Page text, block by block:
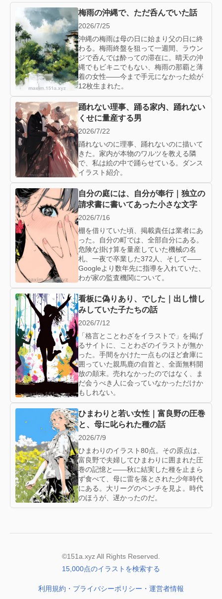
梅雨の沖縄で、ただ呑んでいた話
2026/7/25
沖縄の梅雨は母の日に始まり父の日に終
わる。梅雨終盤を狙って一週間、ラウン
ジで呑んでは酔っての滞在に。晴天の沖
縄でもビキニでもない、梅雨の那覇と薄
着の女性——今まで手元になかった絵が
12枚生まれた。
踊れない理事、踊る家内、踊れない
くせに量産する男
2026/7/22
踊れないのに理事、踊れないのに描いて
きた。家内が本物のワルツを教える隣
で、私は絵の中で踊らせている。ダンス
イラスト紹介。
自分の庭には、自分が奉行｜独立の
請求書に書いてあった小さな文字
2026/7/16
棚を借りていた頃、掲載責任は業者にあ
った。自分の町では、全部自分にある。
危険な掛け算を量産していた機械の名
札、一夜で卒業した372人、そして——
Googleより数年先に指導を入れていた、
わが家の監査機関について。
看板に偽りあり、でした｜出し惜し
みしていた子たちの話
2026/7/12
「格言とことわざをイラストで」を掲げ
るサイトに、ことわざのイラストが無か
った。手間をかけた一点ものほど倉庫に
囲っていた親馬鹿の自首と、全面無料開
放の顛末。売れなかったのではなく、ま
だ会うべき人に会っていなかっただけか
もしれない。
ひまわりと若い女性｜富良野の圧巻
と、母に叱られた種の話
2026/7/9
ひまわりのイラスト80点。その原点は、
富良野で夫婦してひまわりに囲まれた圧
巻の記憶と——秋に結実した種を止まら
ず食べて、母に雷を落とされた少年時代
にある。大リーグのベンチを見よ。時代
のほうが、遅かったのだ。
©151a.xyz All Rights Reserved.
15,000点のイラストを検索する
利用規約・プライバシーポリシー・運営者情報